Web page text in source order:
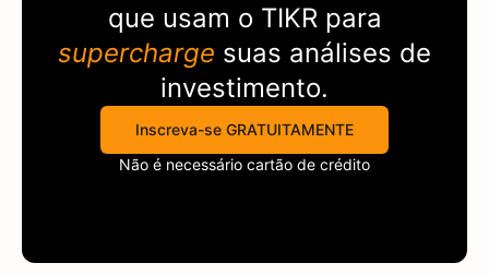
que usam o TIKR para
supercharge suas análises de
investimento.
Inscreva-se GRATUITAMENTE
Não é necessário cartão de crédito